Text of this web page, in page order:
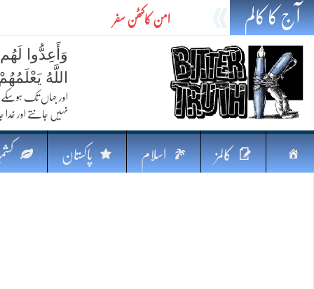
آج کا کالم امن کاکٹھن سفر
تیل،تلواراورتدبر:خلیج کی بدلتی بساط پرپاکستان
ایٹم کا نیا افق: طاقت، سیاست اور مشرقِ وسطیٰ
فکرِ اقبال اورامنِ عالم میں پاکستان کاکردار
جہاں ایک لہر دنیا بدل سکتی ہے
وَأَعِدُّوا
اللَّهُ
اور جہاں تک
نہیں جانتے اور خدا
صفحہ کالمز اسلام پاکستان